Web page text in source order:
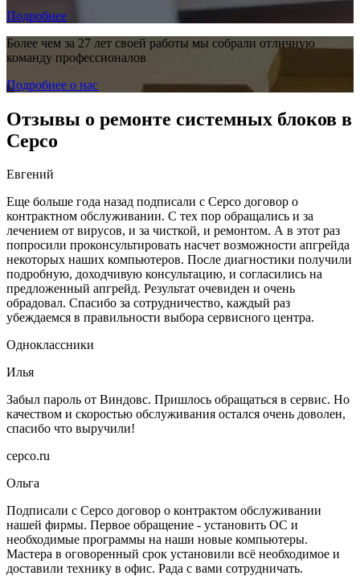
Подробнее
Более чем за 27 лет своей работы мы собрали отличную
команду профессионалов
Подробнее о нас
Отзывы о ремонте системных блоков в
Серсо
Евгений
Еще больше года назад подписали с Серсо договор о
контрактном обслуживании. С тех пор обращались и за
лечением от вирусов, и за чисткой, и ремонтом. А в этот раз
попросили проконсультировать насчет возможности апгрейда
некоторых наших компьютеров. После диагностики получили
подробную, доходчивую консультацию, и согласились на
предложенный апгрейд. Результат очевиден и очень
обрадовал. Спасибо за сотрудничество, каждый раз
убеждаемся в правильности выбора сервисного центра.
Одноклассники
Илья
Забыл пароль от Виндовс. Пришлось обращаться в сервис. Но
качеством и скоростью обслуживания остался очень доволен,
спасибо что выручили!
серсо.ru
Ольга
Подписали с Серсо договор о контрактом обслуживании
нашей фирмы. Первое обращение - установить ОС и
необходимые программы на наши новые компьютеры.
Мастера в оговоренный срок установили всё необходимое и
доставили технику в офис. Рада с вами сотрудничать.